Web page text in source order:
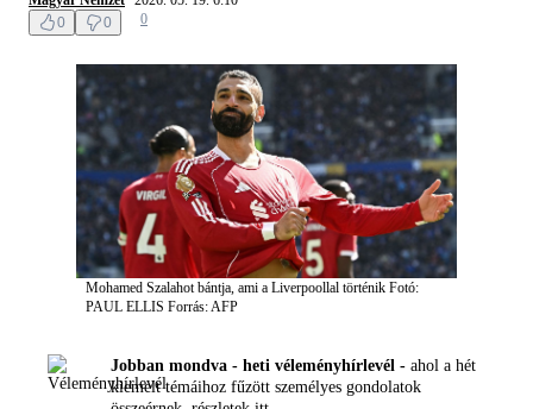
0
0 0
Mohamed Szalahot bántja, ami a Liverpoollal történik Fotó:
PAUL ELLIS Forrás: AFP
Jobban mondva - heti véleményhírlevél - ahol a hét
kiemelt témáihoz fűzött személyes gondolatok